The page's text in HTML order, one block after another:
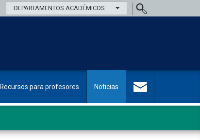
DEPARTAMENTOS ACADÉMICOS
Recursos para profesores Noticias